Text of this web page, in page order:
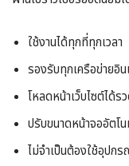
ใช้งานได้ทุกที่ทุกเวลา
รองรับทุกเครือข่ายอิน
โหลดหน้าเว็บไซต์ได้ร
ปรับขนาดหน้าจออัตโ
ไม่จำเป็นต้องใช้อุปก